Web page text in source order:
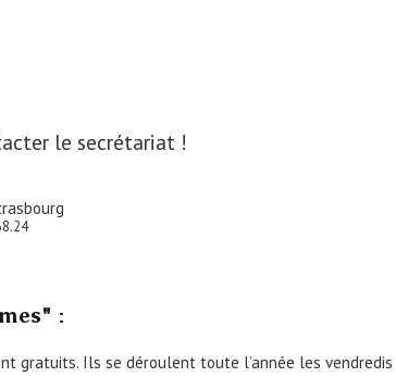
le secrétariat !
:
gratuits. Ils se déroulent toute l’année les vendredis